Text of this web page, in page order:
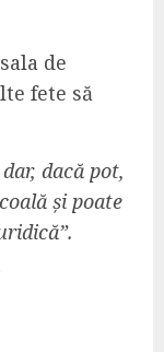
de
fete să
dacă pot,
și poate